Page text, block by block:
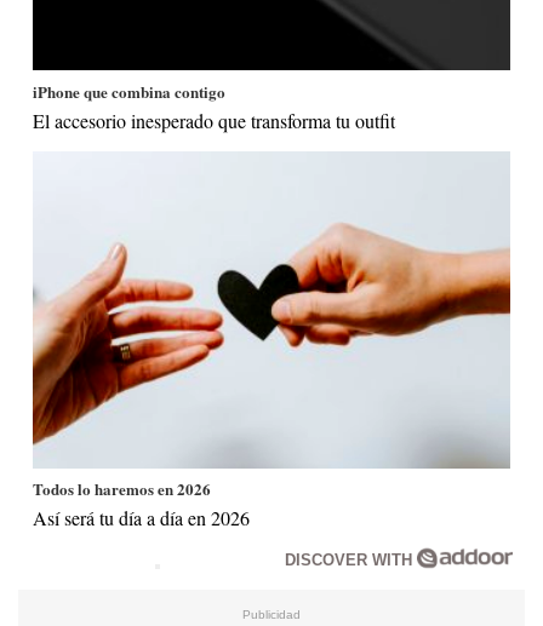
iPhone que combina contigo
El accesorio inesperado que transforma tu outfit
Todos lo haremos en 2026
Así será tu día a día en 2026
DISCOVER WITH